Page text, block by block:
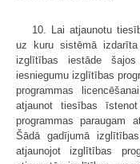
10. Lai atjaunotu
uz kuru sistēmā
izglītības iestāde
iesniegumu izglītības
programmas
atjaunot tiesības
programmas paraugam
Šādā gadījumā
atjaunojot izglītības